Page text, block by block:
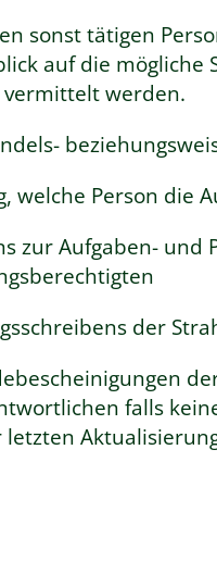
sonst tätigen
auf die
werden.
welche Person die
zur Aufgaben-
der
falls
letzten